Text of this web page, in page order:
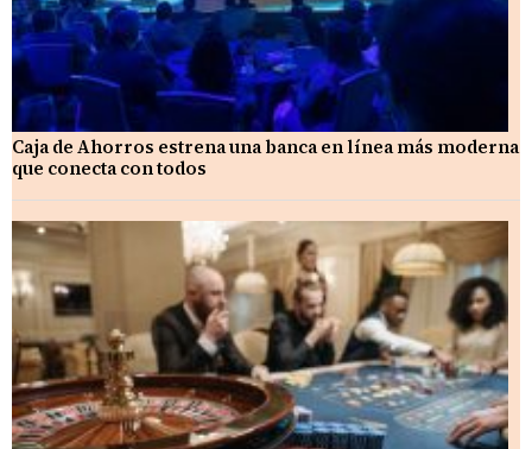
Caja de Ahorros estrena una banca en línea más moderna
que conecta con todos